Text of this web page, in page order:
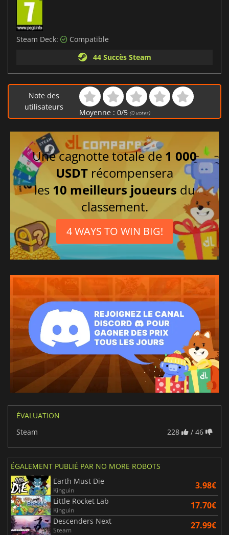
Steam Deck:
Compatible
44 Succès Steam
Note des
utilisateurs
Moyenne : 0/5 (0votes)
Une cagnotte totale de 1 000
USDT récompensera
les 10 meilleurs joueurs du
classement.
4 WAYS TO WIN BIG!
ÉVALUATION
Steam
228 / 46
ÉGALEMENT PUBLIÉ PAR NO MORE ROBOTS
Earth Must Die
Kinguin 3.98€
Little Rocket Lab
Kinguin 17.70€
Descenders Next
Steam 27.99€